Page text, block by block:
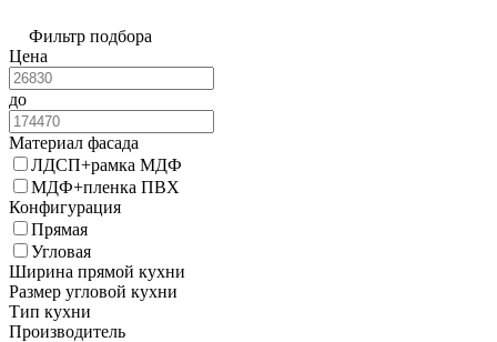
Фильтр подбора
Цена
до
Материал фасада
ЛДСП+рамка МДФ
МДФ+пленка ПВХ
Конфигурация
Прямая
Угловая
Ширина прямой кухни
Размер угловой кухни
Тип кухни
Производитель